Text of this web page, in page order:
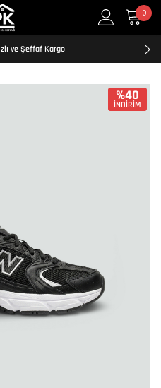
0
Taksit İmkanı
Ücretsiz Kargo
ve Şeffaf Kargo
Taksit İmkanı
%40
İNDİRİM